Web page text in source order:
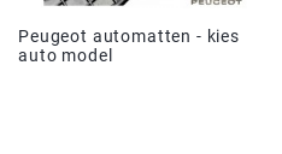
Peugeot automatten - kies
auto model